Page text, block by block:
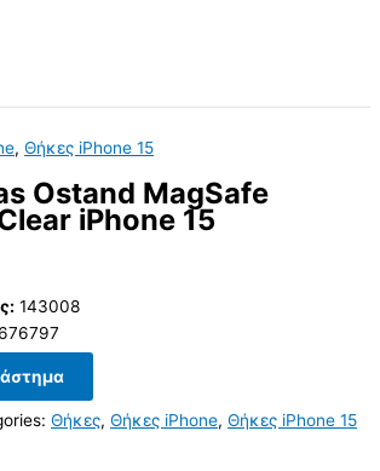
, Θήκες iPhone 15
Ostand MagSafe
iPhone 15
143008
Θήκες, Θήκες iPhone, Θήκες iPhone 15